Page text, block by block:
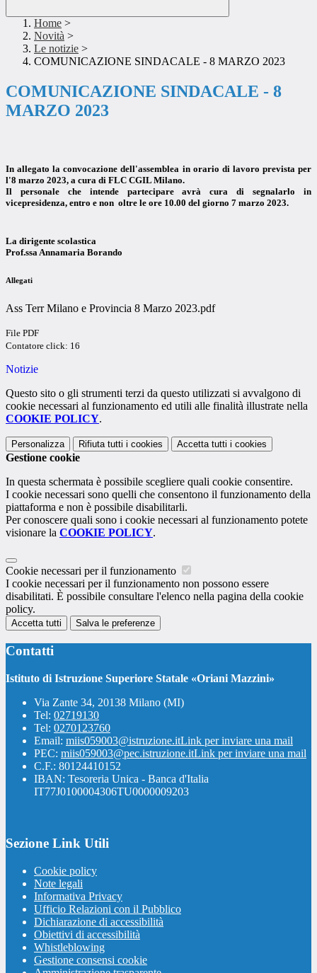
Home >
Novità >
Le notizie >
COMUNICAZIONE SINDACALE - 8 MARZO 2023
COMUNICAZIONE SINDACALE - 8
MARZO 2023
In allegato la convocazione dell'assemblea in orario di lavoro prevista per
l'8 marzo 2023, a cura di FLC CGIL Milano.
Il personale che intende partecipare avrà cura di segnalarlo in
vicepresidenza, entro e non oltre le ore 10.00 del giorno 7 marzo 2023.
La dirigente scolastica
Prof.ssa Annamaria Borando
Allegati
Ass Terr Milano e Provincia 8 Marzo 2023.pdf
File PDF
Contatore click: 16
Notizie
Questo sito o gli strumenti terzi da questo utilizzati si avvalgono di
cookie necessari al funzionamento ed utili alle finalità illustrate nella
COOKIE POLICY.
Personalizza Rifiuta tutti i cookies Accetta tutti i cookies
Gestione cookie
In questa schermata è possibile scegliere quali cookie consentire.
I cookie necessari sono quelli che consentono il funzionamento della
piattaforma e non è possibile disabilitarli.
Per conoscere quali sono i cookie necessari al funzionamento potete
visionare la COOKIE POLICY.
Cookie necessari per il funzionamento
I cookie necessari per il funzionamento non possono essere
disabilitati. È possibile consultare l'elenco nella pagina della cookie
policy.
Accetta tutti Salva le preferenze
Contatti
Istituto di Istruzione Superiore Statale «Oriani Mazzini»
Via Zante 34, 20138 Milano (MI)
Tel: 02719130
Tel: 0270123760
Email: miis059003@istruzione.itLink per inviare una mail
PEC: miis059003@pec.istruzione.itLink per inviare una mail
C.F.: 80124410152
IBAN: Tesoreria Unica - Banca d'Italia
IT77J0100004306TU0000009203
Sezione Link Utili
Cookie policy
Note legali
Informativa Privacy
Ufficio Relazioni con il Pubblico
Dichiarazione di accessibilità
Obiettivi di accessibilità
Whistleblowing
Gestione consensi cookie